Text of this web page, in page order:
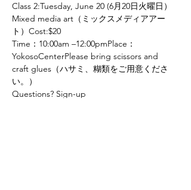
Class 2:Tuesday, June 20 (6月20日火曜日）
Mixed media art（ミックスメディアアー
ト）Cost:$20
Time：10:00am –12:00pmPlace：
YokosoCenterPlease bring scissors and
craft glues（ハサミ、糊類をご用意くださ
い。）
Questions? Sign-up